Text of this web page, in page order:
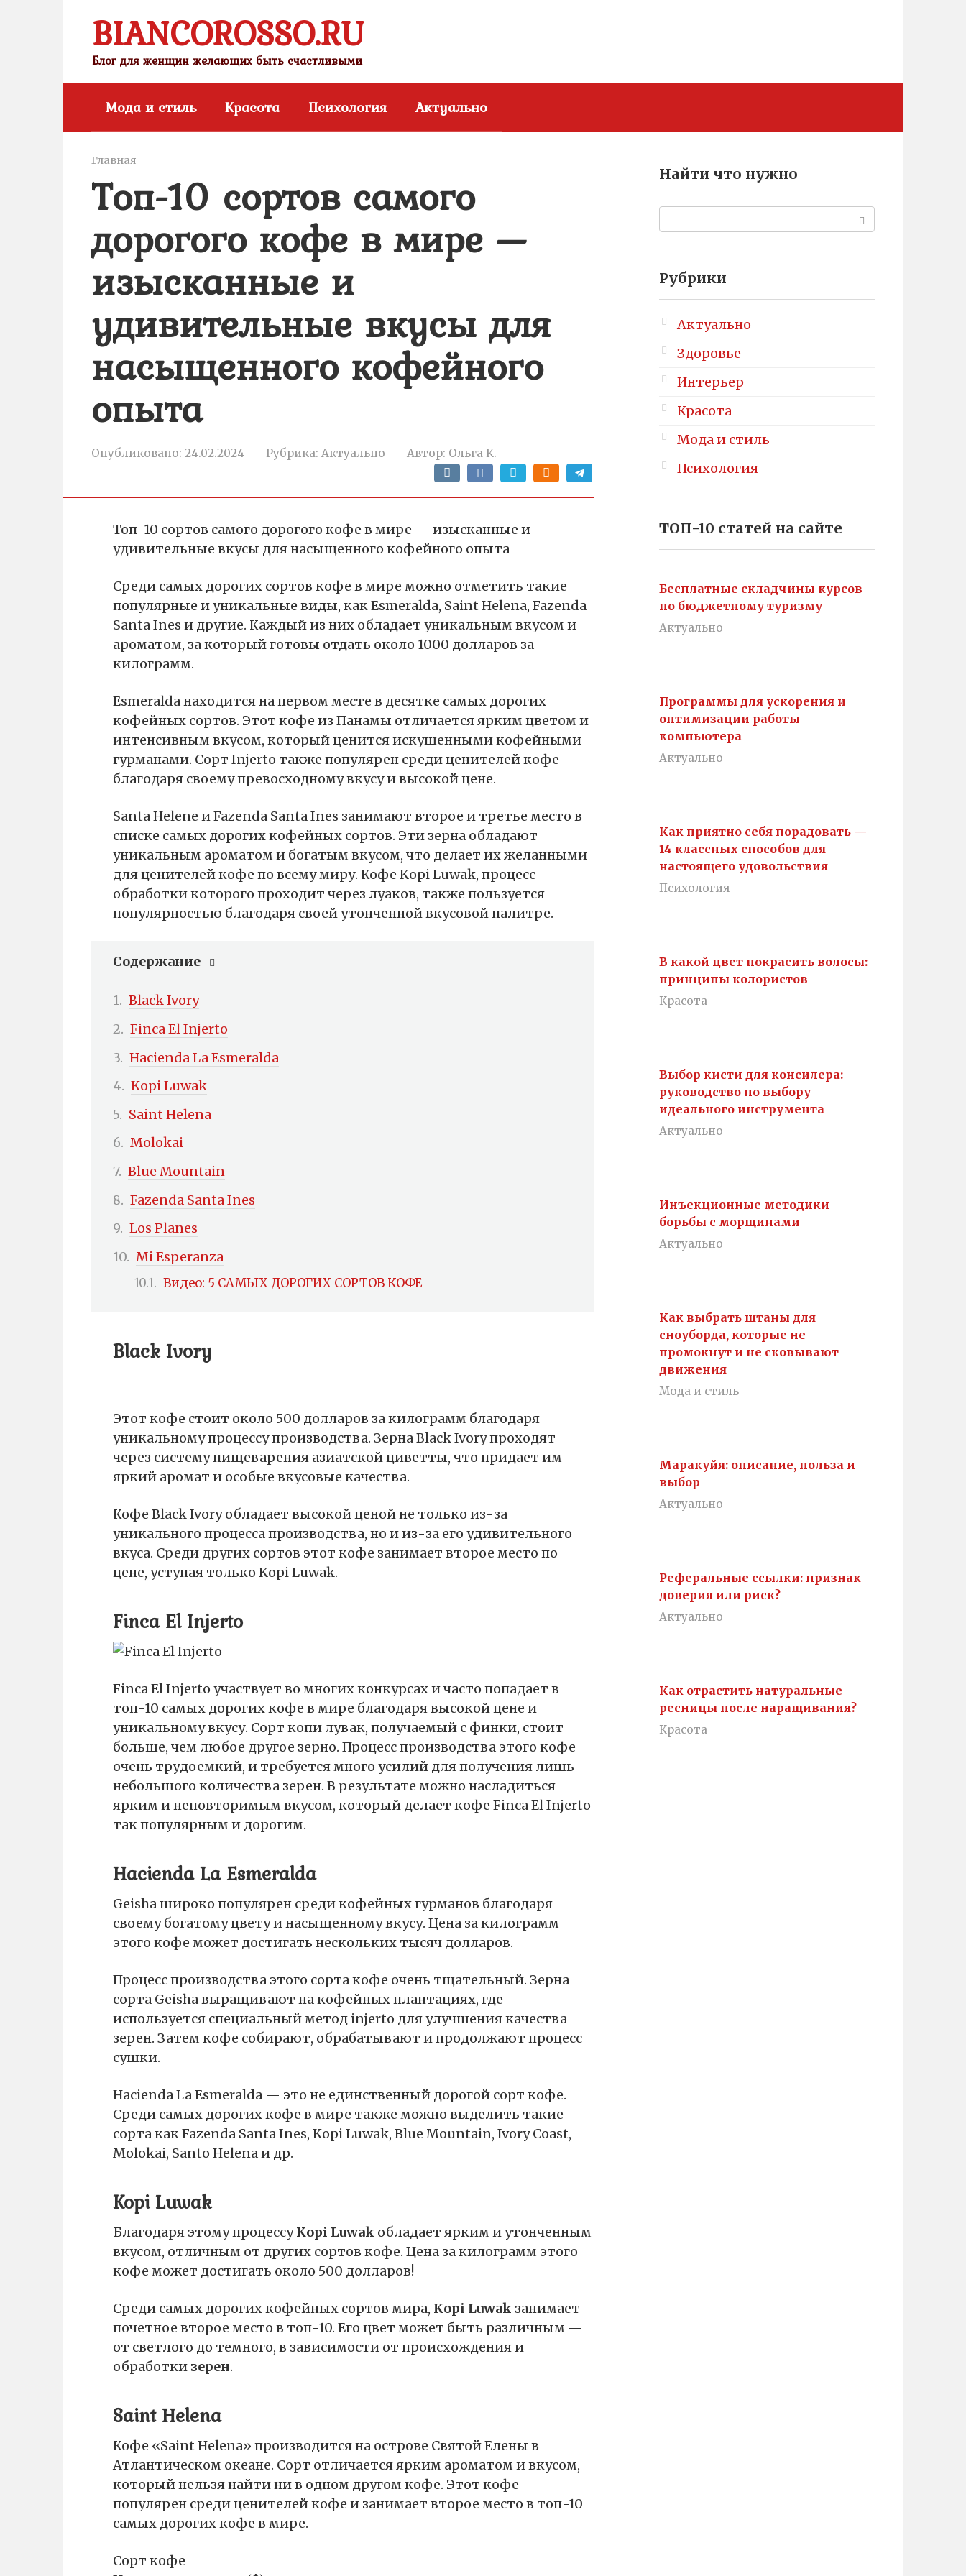
BIANCOROSSO.RU
Блог для женщин желающих быть счастливыми
Мода и стиль Красота Психология Актуально
Главная
Топ-10 сортов самого
дорогого кофе в мире —
изысканные и
удивительные вкусы для
насыщенного кофейного
опыта
Опубликовано: 24.02.2024 Рубрика: Актуально Автор: Ольга К.
Топ-10 сортов самого дорогого кофе в мире — изысканные и
удивительные вкусы для насыщенного кофейного опыта
Среди самых дорогих сортов кофе в мире можно отметить такие
популярные и уникальные виды, как Esmeralda, Saint Helena, Fazenda
Santa Ines и другие. Каждый из них обладает уникальным вкусом и
ароматом, за который готовы отдать около 1000 долларов за
килограмм.
Esmeralda находится на первом месте в десятке самых дорогих
кофейных сортов. Этот кофе из Панамы отличается ярким цветом и
интенсивным вкусом, который ценится искушенными кофейными
гурманами. Сорт Injerto также популярен среди ценителей кофе
благодаря своему превосходному вкусу и высокой цене.
Santa Helene и Fazenda Santa Ines занимают второе и третье место в
списке самых дорогих кофейных сортов. Эти зерна обладают
уникальным ароматом и богатым вкусом, что делает их желанными
для ценителей кофе по всему миру. Кофе Kopi Luwak, процесс
обработки которого проходит через луаков, также пользуется
популярностью благодаря своей утонченной вкусовой палитре.
Содержание
Black Ivory
Finca El Injerto
Hacienda La Esmeralda
Kopi Luwak
Saint Helena
Molokai
Blue Mountain
Fazenda Santa Ines
Los Planes
Mi Esperanza
Видео: 5 САМЫХ ДОРОГИХ СОРТОВ КОФЕ
Black Ivory
Этот кофе стоит около 500 долларов за килограмм благодаря
уникальному процессу производства. Зерна Black Ivory проходят
через систему пищеварения азиатской циветты, что придает им
яркий аромат и особые вкусовые качества.
Кофе Black Ivory обладает высокой ценой не только из-за
уникального процесса производства, но и из-за его удивительного
вкуса. Среди других сортов этот кофе занимает второе место по
цене, уступая только Kopi Luwak.
Finca El Injerto
Finca El Injerto участвует во многих конкурсах и часто попадает в
топ-10 самых дорогих кофе в мире благодаря высокой цене и
уникальному вкусу. Сорт копи лувак, получаемый с финки, стоит
больше, чем любое другое зерно. Процесс производства этого кофе
очень трудоемкий, и требуется много усилий для получения лишь
небольшого количества зерен. В результате можно насладиться
ярким и неповторимым вкусом, который делает кофе Finca El Injerto
так популярным и дорогим.
Hacienda La Esmeralda
Geisha широко популярен среди кофейных гурманов благодаря
своему богатому цвету и насыщенному вкусу. Цена за килограмм
этого кофе может достигать нескольких тысяч долларов.
Процесс производства этого сорта кофе очень тщательный. Зерна
сорта Geisha выращивают на кофейных плантациях, где
используется специальный метод injerto для улучшения качества
зерен. Затем кофе собирают, обрабатывают и продолжают процесс
сушки.
Hacienda La Esmeralda — это не единственный дорогой сорт кофе.
Среди самых дорогих кофе в мире также можно выделить такие
сорта как Fazenda Santa Ines, Kopi Luwak, Blue Mountain, Ivory Coast,
Molokai, Santo Helena и др.
Kopi Luwak
Благодаря этому процессуKopi Luwak обладает ярким и утонченным
вкусом, отличным от других сортов кофе. Цена за килограмм этого
кофе может достигать около 500 долларов!
Среди самых дорогих кофейных сортов мира, Kopi Luwak занимает
почетное второе место в топ-10. Его цвет может быть различным —
от светлого до темного, в зависимости от происхождения и
обработки зерен.
Saint Helena
Кофе «Saint Helena» производится на острове Святой Елены в
Атлантическом океане. Сорт отличается ярким ароматом и вкусом,
который нельзя найти ни в одном другом кофе. Этот кофе
популярен среди ценителей кофе и занимает второе место в топ-10
самых дорогих кофе в мире.
Сорт кофе
Найти что нужно
Рубрики
Актуально
Здоровье
Интерьер
Красота
Мода и стиль
Психология
ТОП-10 статей на сайте
Бесплатные складчины курсов
по бюджетному туризму
Актуально
Программы для ускорения и
оптимизации работы
компьютера
Актуально
Как приятно себя порадовать —
14 классных способов для
настоящего удовольствия
Психология
В какой цвет покрасить волосы:
принципы колористов
Красота
Выбор кисти для консилера:
руководство по выбору
идеального инструмента
Актуально
Инъекционные методики
борьбы с морщинами
Актуально
Как выбрать штаны для
сноуборда, которые не
промокнут и не сковывают
движения
Мода и стиль
Маракуйя: описание, польза и
выбор
Актуально
Реферальные ссылки: признак
доверия или риск?
Актуально
Как отрастить натуральные
ресницы после наращивания?
Красота